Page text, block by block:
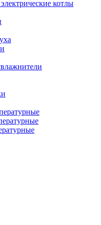
котлы